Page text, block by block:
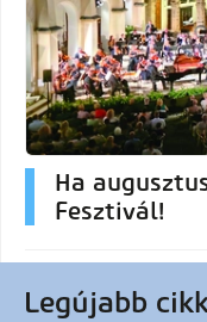
Ha
Fesztivál!
Legújabb